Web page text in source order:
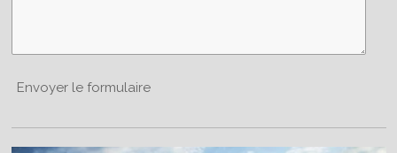
Envoyer le formulaire